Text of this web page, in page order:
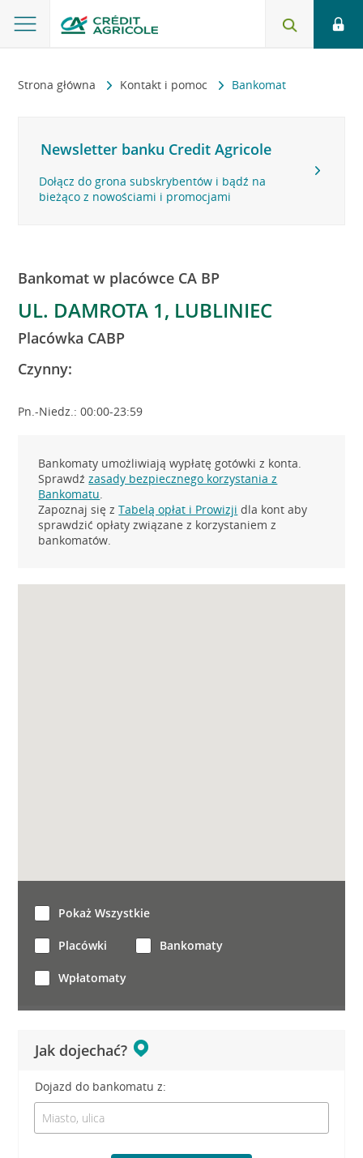
Strona główna Kontakt i pomoc Bankomat
Newsletter banku Credit Agricole
Dołącz do grona subskrybentów i bądź na
bieżąco z nowościami i promocjami
Bankomat w placówce CA BP
UL. DAMROTA 1, LUBLINIEC
Placówka CABP
Czynny:
Pn.-Niedz.: 00:00-23:59
Bankomaty umożliwiają wypłatę gotówki z konta.
Sprawdźzasady bezpiecznego korzystania z
Bankomatu.
Zapoznaj się zTabelą opłat i Prowizji dla kont aby
sprawdzić opłaty związane z korzystaniem z
bankomatów.
Jak dojechać?
Dojazd do bankomatu z:
Pokaż Wszystkie
Placówki Bankomaty
Wpłatomaty